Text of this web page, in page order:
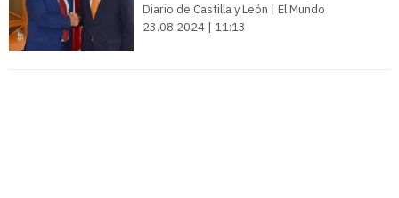
Diario de Castilla y León | El Mundo
23.08.2024 | 11:13